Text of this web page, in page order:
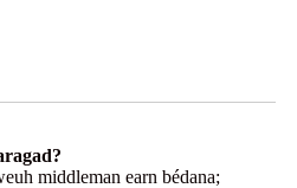
middleman earn bédana;